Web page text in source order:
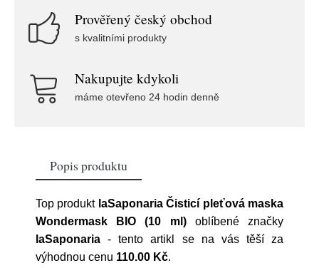
Prověřený český obchod
s kvalitními produkty
Nakupujte kdykoli
máme otevřeno 24 hodin denně
Popis produktu
Top produkt laSaponaria Čisticí pleťová maska
Wondermask BIO (10 ml)oblíbené značky
laSaponaria - tento artikl se na vás těší za
výhodnou cenu 110.00 Kč.